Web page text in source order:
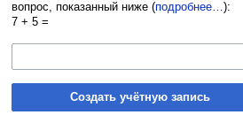
вопрос, показанный ниже (подробнее…):
7 + 5 =
Создать учётную запись